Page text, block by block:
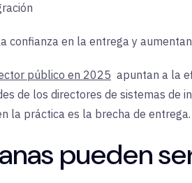
en la entrega y
público en 2025 apuntan a la
de los directores de sistemas de
la práctica es la brecha de entrega.
pueden